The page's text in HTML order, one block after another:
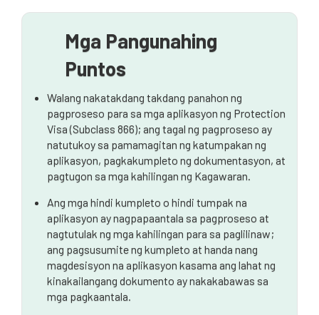
Mga Tip para sa Mabilisang Pagproseso
Mga Pangunahing
Puntos
Walang nakatakdang takdang panahon ng
pagproseso para sa mga aplikasyon ng Protection
Visa (Subclass 866); ang tagal ng pagproseso ay
natutukoy sa pamamagitan ng katumpakan ng
aplikasyon, pagkakumpleto ng dokumentasyon, at
pagtugon sa mga kahilingan ng Kagawaran.
Ang mga hindi kumpleto o hindi tumpak na
aplikasyon ay nagpapaantala sa pagproseso at
nagtutulak ng mga kahilingan para sa paglilinaw;
ang pagsusumite ng kumpleto at handa nang
magdesisyon na aplikasyon kasama ang lahat ng
kinakailangang dokumento ay nakakabawas sa
mga pagkaantala.